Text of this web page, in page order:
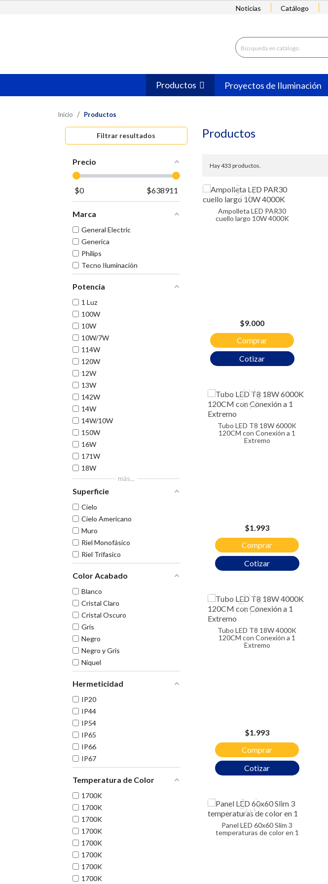
Noticias Catálogo
Productos Proyectos de Iluminación
Inicio Productos
Filtrar resultados
Precio
$0 $638911
Marca
General Electric
Generica
Philips
Tecno Iluminación
Potencia
1 Luz
100W
10W
10W/7W
114W
120W
12W
13W
142W
14W
14W/10W
150W
16W
171W
18W
más...
Superficie
Cielo
Cielo Americano
Muro
Riel Monofásico
Riel Trifasico
Color Acabado
Blanco
Cristal Claro
Cristal Oscuro
Gris
Negro
Negro y Gris
Niquel
Hermeticidad
IP20
IP44
IP54
IP65
IP66
IP67
Temperatura de Color
1700K
1700K
1700K
1700K
1700K
1700K
1700K
1700K
Productos
Hay 433 productos.
Ampolleta LED PAR30
cuello largo 10W 4000K
Cotizar
Precio
$9.000
Comprar
Tubo LED T8 18W 6000K
120CM con Conexión a 1
Extremo
Cotizar
Precio
$1.993
Comprar
Tubo LED T8 18W 4000K
120CM con Conexión a 1
Extremo
Cotizar
Precio
$1.993
Comprar
Panel LED 60x60 Slim 3
temperaturas de color en 1